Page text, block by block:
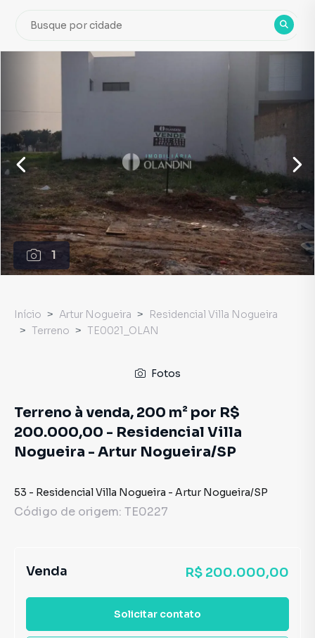
1
Início Artur Nogueira
Residencial Villa Nogueira
Terreno
TE0021_OLAN
Fotos
Terreno à venda, 200 m² por R$
200.000,00 - Residencial Villa
Nogueira - Artur Nogueira/SP
53 - Residencial Villa Nogueira - Artur Nogueira/SP
Código de origem: TE0227
Venda R$ 200.000,00
Solicitar contato